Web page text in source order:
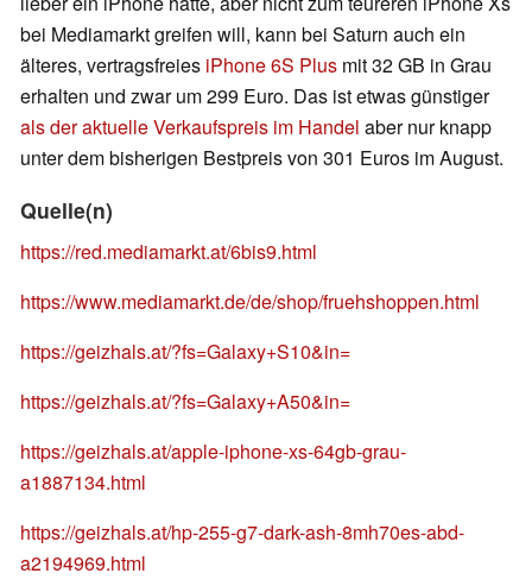
bei Mediamarkt greifen will, kann bei Saturn auch ein
älteres, vertragsfreies iPhone 6S Plus mit 32 GB in Grau
erhalten und zwar um 299 Euro. Das ist etwas günstiger
als der aktuelle Verkaufspreis im Handel aber nur knapp
unter dem bisherigen Bestpreis von 301 Euros im August.
Quelle(n)
https://red.mediamarkt.at/6bis9.html
https://www.mediamarkt.de/de/shop/fruehshoppen.html
https://geizhals.at/?fs=Galaxy+S10&in=
https://geizhals.at/?fs=Galaxy+A50&in=
https://geizhals.at/apple-iphone-xs-64gb-grau-
a1887134.html
https://geizhals.at/hp-255-g7-dark-ash-8mh70es-abd-
a2194969.html